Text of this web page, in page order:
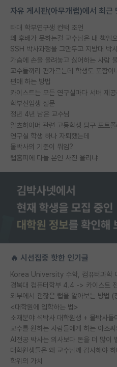
자유 게시판(아무개랩)에서 최근
타대 학부연구생 컨택 조언
가슴에 손을 올려놓고 싫어하는 사람
교수들끼리 편가르는데 학생도 포함이
편애 하는 방법
카이스트는 모든 연구실마다 서버 제
학부신입생 질문
정년 4년 남은 교수님
알츠하이머 관련 고등학생 탐구 포트폴
연구실 학생 하나 자퇴했는데
물박사의 기준이 뭐임?
랩홈피에 다들 본인 사진 올리냐
🔥 시선집중 핫한 인기글
외부에서 괜찮은 랩을 알아보는 방법 (
<대학원에 입학하는 법>
소재분야 석박사 대학원생 + 물박사들
교수를 원하는 사람들에게 하는 아조
AI전공 박사는 의사보다 돈을 더 많이
대학원생들은 왜 교수님께 감사해야
학위의 가치